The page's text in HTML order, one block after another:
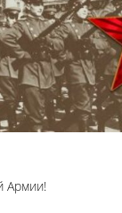
Армии!